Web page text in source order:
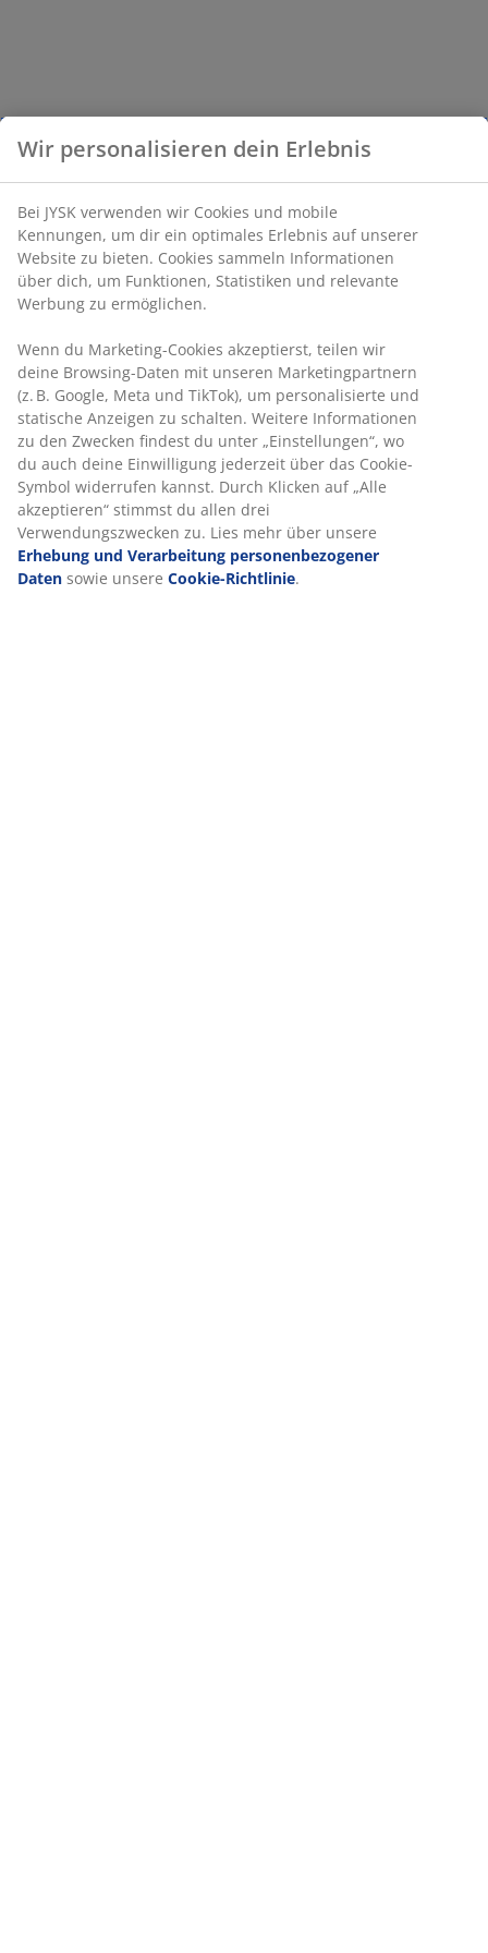
Wir personalisieren dein Erlebnis
Bei JYSK verwenden wir Cookies und mobile
Kennungen, um dir ein optimales Erlebnis auf unserer
Website zu bieten. Cookies sammeln Informationen
über dich, um Funktionen, Statistiken und relevante
Werbung zu ermöglichen.
Wenn du Marketing-Cookies akzeptierst, teilen wir
deine Browsing-Daten mit unseren Marketingpartnern
(z. B. Google, Meta und TikTok), um personalisierte und
statische Anzeigen zu schalten. Weitere Informationen
zu den Zwecken findest du unter „Einstellungen“, wo
du auch deine Einwilligung jederzeit über das Cookie-
Symbol widerrufen kannst. Durch Klicken auf „Alle
akzeptieren“ stimmst du allen drei
Verwendungszwecken zu. Lies mehr über unsere
Erhebung und Verarbeitung personenbezogener
Daten sowie unsere Cookie-Richtlinie.